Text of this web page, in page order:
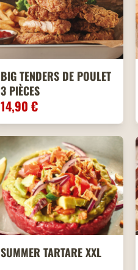
BIG TENDERS DE POULET
3 PIÈCES
14,90 €
SUMMER TARTARE XXL